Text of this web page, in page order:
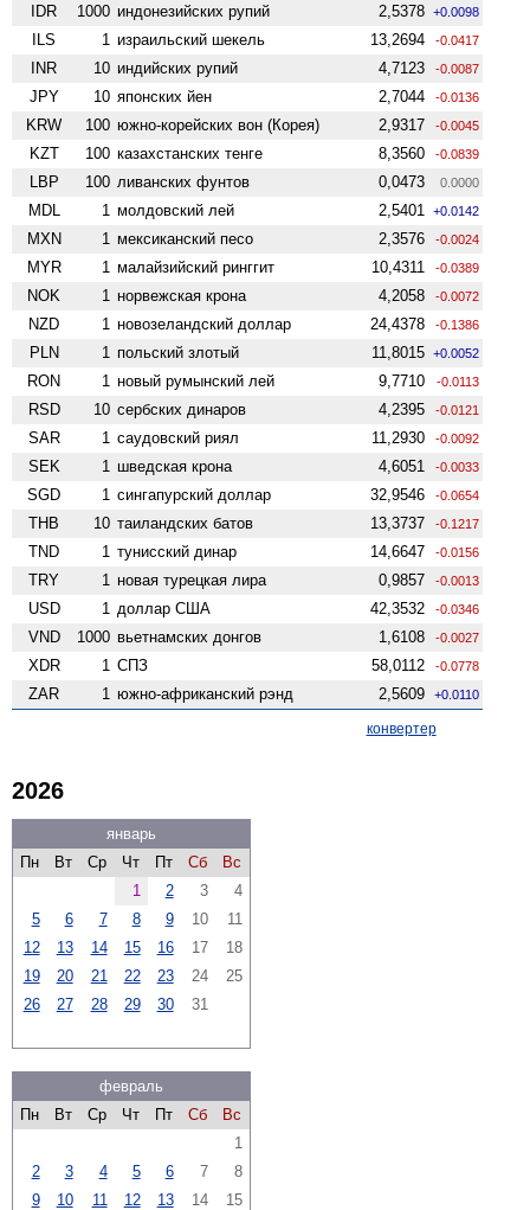
IDR 1000 индонезийских рупий 2,5378 +0.0098
ILS 1 израильский шекель 13,2694 -0.0417
INR 10 индийских рупий 4,7123 -0.0087
JPY 10 японских йен 2,7044 -0.0136
KRW 100 южно-корейских вон (Корея) 2,9317 -0.0045
KZT 100 казахстанских тенге 8,3560 -0.0839
LBP 100 ливанских фунтов 0,0473 0.0000
MDL 1 молдовский лей 2,5401 +0.0142
MXN 1 мексиканский песо 2,3576 -0.0024
MYR 1 малайзийский ринггит 10,4311 -0.0389
NOK 1 норвежская крона 4,2058 -0.0072
NZD 1 ново­зеландский доллар 24,4378 -0.1386
PLN 1 польский злотый 11,8015 +0.0052
RON 1 новый румынский лей 9,7710 -0.0113
RSD 10 сербских динаров 4,2395 -0.0121
SAR 1 саудовский риял 11,2930 -0.0092
SEK 1 шведская крона 4,6051 -0.0033
SGD 1 сингапурский доллар 32,9546 -0.0654
THB 10 таиландских батов 13,3737 -0.1217
TND 1 тунисский динар 14,6647 -0.0156
TRY 1 новая турецкая лира 0,9857 -0.0013
USD 1 доллар США 42,3532 -0.0346
VND 1000 вьетнамских донгов 1,6108 -0.0027
XDR 1 СПЗ 58,0112 -0.0778
ZAR 1 южно-африканский рэнд 2,5609 +0.0110
конвертер
2026
январь
Пн
Вт Ср Чт Пт Сб
Вс
1
2 3
4
5
6 7 8 9 10
11
12
13 14 15 16 17
18
19
20 21 22 23 24
25
26
27 28 29 30 31
февраль
Пн
Вт Ср Чт Пт Сб
Вс
1
2
3 4 5 6 7
8
9
10 11 12 13 14 15